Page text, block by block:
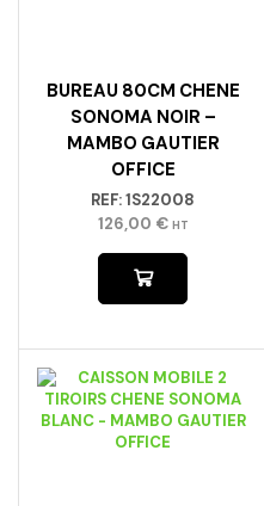
BUREAU 80CM CHENE
SONOMA NOIR –
MAMBO GAUTIER
OFFICE
REF:1S22008
126,00 € HT